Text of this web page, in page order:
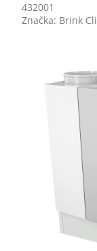
432001
Značka: Brink